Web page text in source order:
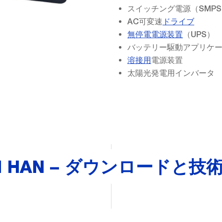
スイッチング電源（SMPS
AC可変速 ドライブ
無停電電源装置 （UPS）
バッテリー駆動アプリケ
溶接用電源装置
太陽光発電用インバータ
HAN – ダウンロードと技